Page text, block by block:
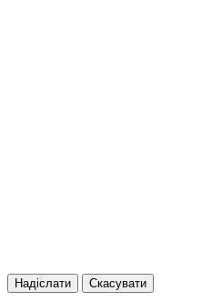
Надіслати Скасувати